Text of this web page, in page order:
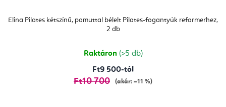
Elina Pilates kétszínű, pamuttal bélelt Pilates-fogantyúk reformerhez,
2 db
Raktáron (>5 db)
Ft9 500-tól
Ft10 700 (akár: –11 %)